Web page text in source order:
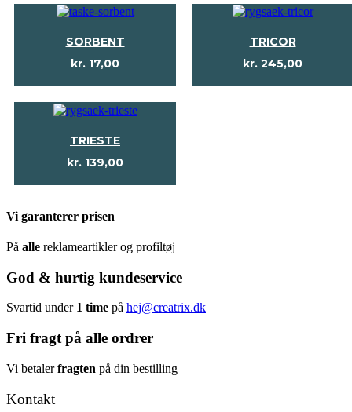
SORBENT
kr. 17,00
TRICOR
kr. 245,00
TRIESTE
kr. 139,00
Vi garanterer prisen
På alle reklameartikler og profiltøj
God & hurtig kundeservice
Svartid under 1 time på hej@creatrix.dk
Fri fragt på alle ordrer
Vi betalerfragten på din bestilling
Kontakt